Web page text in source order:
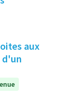
aux
d'un